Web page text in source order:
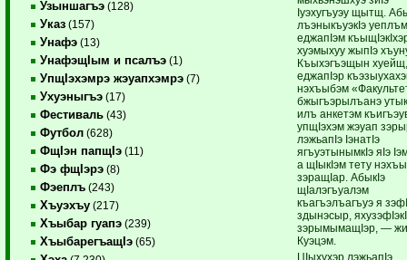
Узыншагъэ (128)
Указ (157)
Унафэ (13)
УнафэщIым и псалъэ (1)
УпщIэхэмрэ жэуапхэмрэ (7)
Ухуэныгъэ (17)
Фестиваль (43)
Футбол (628)
ФщIэн папщIэ (11)
Фэ фщIэрэ (8)
Фэеплъ (243)
Хъуэхъу (217)
Хъыбар гуапэ (239)
ХъыбарегъащIэ (65)
Iуэхугъуэу щытщ.
лъэныкъуэкIэ
еджапIэм
хуэмыхуу жыпIэ
Къыхэгъэщын
еджапIэр
нэхъыбэм
бжыгъэрылъанэ
илъ анкетэм
упщIэхэм жэуап
лэжьапIэ IэнатIэ
ягъуэтынымкIэ яIэ
а щIыкIэм тету
зэращIар. АбыкIэ
щIалэгъуалэм
къагъэлъагъуэ я
здынэсыр,
зэрымымащIэр, —
Куэцэм.
ЦIыхухэр лэжьапIэ